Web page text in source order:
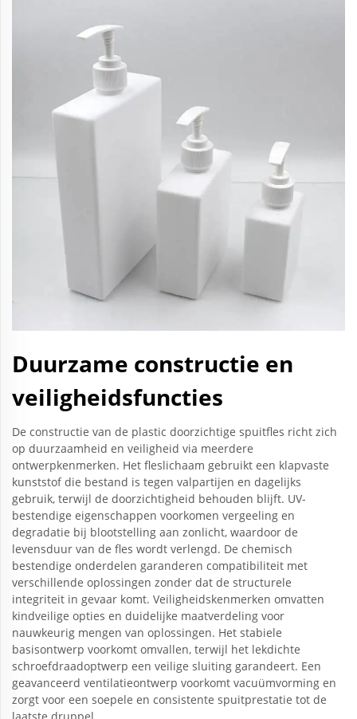
Duurzame constructie en
veiligheidsfuncties
De constructie van de plastic doorzichtige spuitfles richt zich
op duurzaamheid en veiligheid via meerdere
ontwerpkenmerken. Het fleslichaam gebruikt een klapvaste
kunststof die bestand is tegen valpartijen en dagelijks
gebruik, terwijl de doorzichtigheid behouden blijft. UV-
bestendige eigenschappen voorkomen vergeeling en
degradatie bij blootstelling aan zonlicht, waardoor de
levensduur van de fles wordt verlengd. De chemisch
bestendige onderdelen garanderen compatibiliteit met
verschillende oplossingen zonder dat de structurele
integriteit in gevaar komt. Veiligheidskenmerken omvatten
kindveilige opties en duidelijke maatverdeling voor
nauwkeurig mengen van oplossingen. Het stabiele
basisontwerp voorkomt omvallen, terwijl het lekdichte
schroefdraadoptwerp een veilige sluiting garandeert. Een
geavanceerd ventilatieontwerp voorkomt vacuümvorming en
zorgt voor een soepele en consistente spuitprestatie tot de